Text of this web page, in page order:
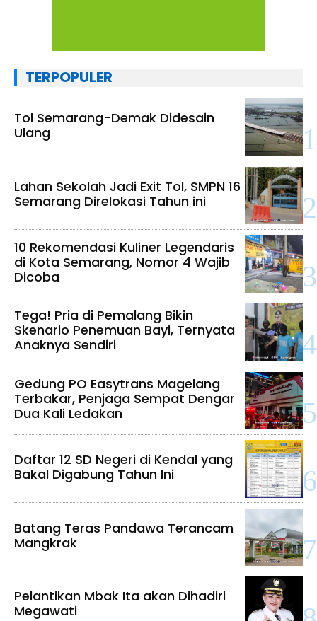
TERPOPULER
Tol Semarang-Demak Didesain
Ulang
Lahan Sekolah Jadi Exit Tol, SMPN 16
Semarang Direlokasi Tahun ini
10 Rekomendasi Kuliner Legendaris
di Kota Semarang, Nomor 4 Wajib
Dicoba
Tega! Pria di Pemalang Bikin
Skenario Penemuan Bayi, Ternyata
Anaknya Sendiri
Gedung PO Easytrans Magelang
Terbakar, Penjaga Sempat Dengar
Dua Kali Ledakan
Daftar 12 SD Negeri di Kendal yang
Bakal Digabung Tahun Ini
Batang Teras Pandawa Terancam
Mangkrak
Pelantikan Mbak Ita akan Dihadiri
Megawati